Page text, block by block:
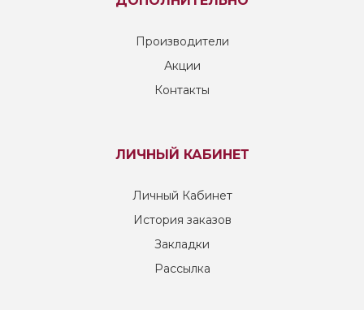
Производители
Акции
Контакты
ЛИЧНЫЙ КАБИНЕТ
Личный Кабинет
История заказов
Закладки
Рассылка